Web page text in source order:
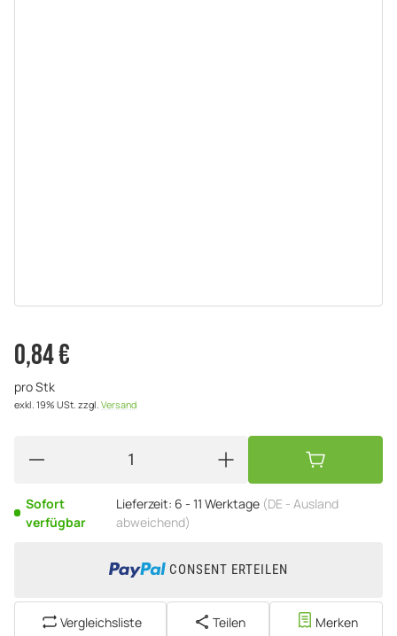
0,84 €
pro Stk
exkl. 19% USt. zzgl. Versand
Sofort
verfügbar
Lieferzeit: 6 - 11 Werktage (DE - Ausland
abweichend)
CONSENT ERTEILEN
Vergleichsliste Teilen Merken